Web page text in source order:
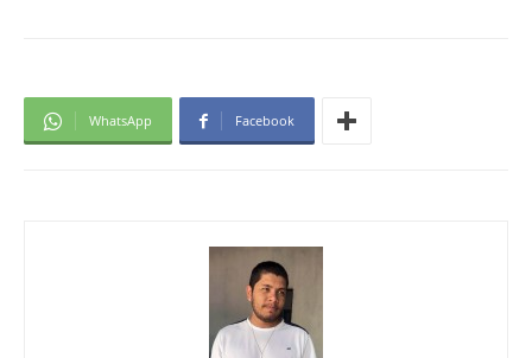
WhatsApp Facebook